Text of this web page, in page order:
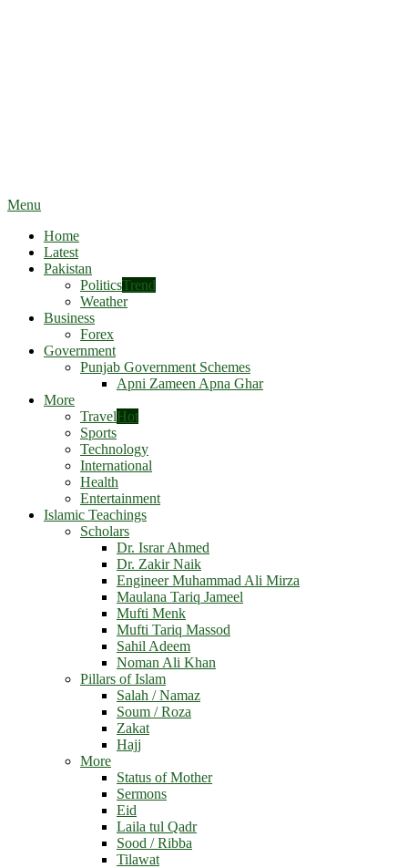
Menu
Home
Latest
Pakistan
PoliticsTrend
Weather
Business
Forex
Government
Punjab Government Schemes
Apni Zameen Apna Ghar
More
TravelHot
Sports
Technology
International
Health
Entertainment
Islamic Teachings
Scholars
Dr. Israr Ahmed
Dr. Zakir Naik
Engineer Muhammad Ali Mirza
Maulana Tariq Jameel
Mufti Menk
Mufti Tariq Massod
Sahil Adeem
Noman Ali Khan
Pillars of Islam
Salah / Namaz
Soum / Roza
Zakat
Hajj
More
Status of Mother
Sermons
Eid
Laila tul Qadr
Sood / Ribba
Tilawat